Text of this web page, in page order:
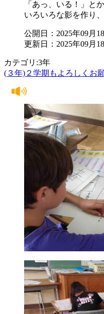
「あっ、いる！」と
いろいろな影を作り
公開日：2025年09月
更新日：2025年09月
カテゴリ:3年
(３年)２学期もよろしくお